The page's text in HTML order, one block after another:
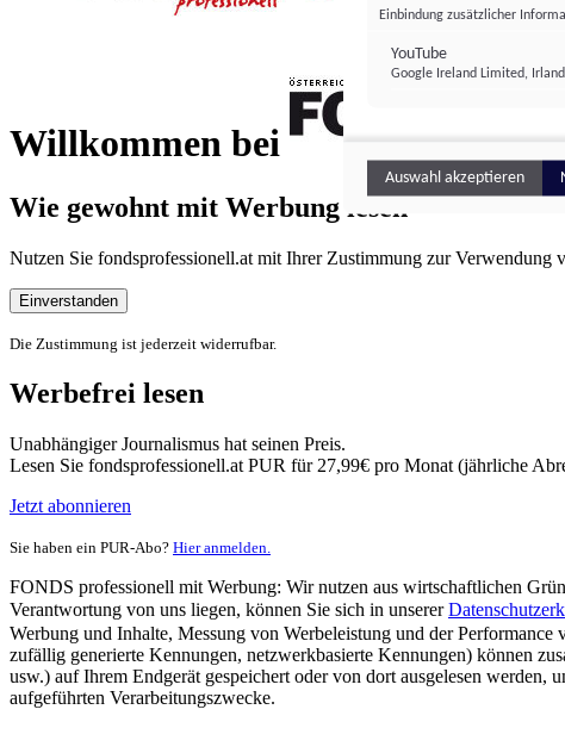
Willkommen bei
FONDS
Wie gewohnt mit Werbung lesen
Nutzen Sie fondsprofessionell.at mit Ihrer Zustimmung zur Verwendung
Einverstanden
Die Zustimmung ist jederzeit widerrufbar.
Werbefrei lesen
Unabhängiger Journalismus hat seinen Preis.
Lesen Sie fondsprofessionell.at PUR für 27,99€ pro Monat (jährliche
Jetzt abonnieren
Sie haben ein PUR-Abo? Hier anmelden.
FONDS professionell mit Werbung: Wir nutzen aus wirtschaftlichen
Verantwortung von uns liegen, können Sie sich in unserer
Werbung und Inhalte, Messung von Werbeleistung und der
zufällig generierte Kennungen, netzwerkbasierte Kennungen) können
usw.) auf Ihrem Endgerät gespeichert oder von dort ausgelesen werden,
aufgeführten Verarbeitungszwecke.
Einbindung zusätzlicher
YouTube
Google Ireland Limited, Irland
Auswahl akzeptieren